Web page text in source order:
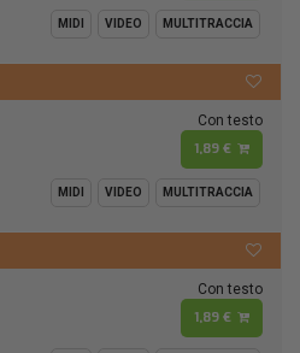
MIDI VIDEO MULTITRACCIA
Con testo
1,89 €
MIDI VIDEO MULTITRACCIA
Con testo
1,89 €